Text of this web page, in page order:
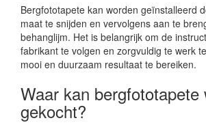
Bergfototapete kan worden geïnstalleerd
maat te snijden en vervolgens aan te
behanglijm. Het is belangrijk om de
fabrikant te volgen en zorgvuldig te werk
mooi en duurzaam resultaat te bereiken.
Waar kan bergfototapete
gekocht?